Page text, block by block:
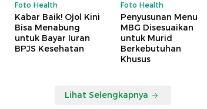
Foto Health
Kabar Baik! Ojol Kini
Bisa Menabung
untuk Bayar Iuran
BPJS Kesehatan
Foto Health
Penyusunan Menu
MBG Disesuaikan
untuk Murid
Berkebutuhan
Khusus
Lihat Selengkapnya